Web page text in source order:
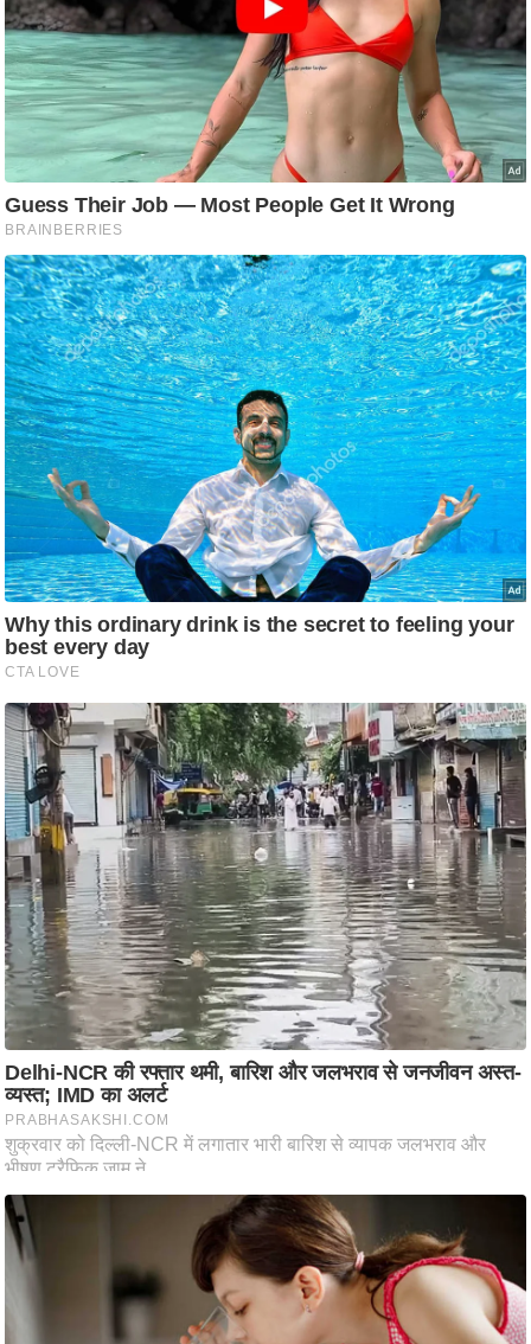
मा
तृ
भू
मि
भ
ए
म
.
आ
र
.
आ
ई
.
चा
य
प
र
स
मी
ध
र्म
ज्यो
ति
ष
प्र
भु
म
हि
मा
/
ध
र्म
स्थ
ल
व्र
त
त्यो